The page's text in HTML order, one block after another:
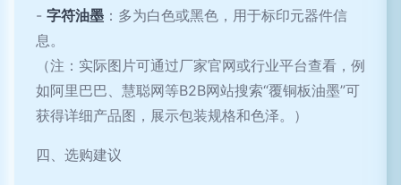
- 字符油墨 ：多为白色或黑色，用于标印元器件信
息。
（注：实际图片可通过厂家官网或行业平台查看，例
如阿里巴巴、慧聪网等B2B网站搜索“覆铜板油墨”可
获得详细产品图，展示包装规格和色泽。）
四、选购建议